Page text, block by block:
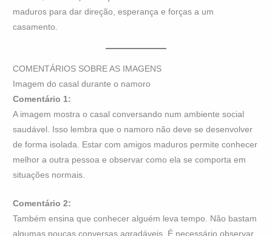
maduros para dar direção, esperança e forças a um
casamento.
COMENTÁRIOS SOBRE AS IMAGENS
Imagem do casal durante o namoro
Comentário 1:
A imagem mostra o casal conversando num ambiente social
saudável. Isso lembra que o namoro não deve se desenvolver
de forma isolada. Estar com amigos maduros permite conhecer
melhor a outra pessoa e observar como ela se comporta em
situações normais.
Comentário 2:
Também ensina que conhecer alguém leva tempo. Não bastam
algumas poucas conversas agradáveis. É necessário observar